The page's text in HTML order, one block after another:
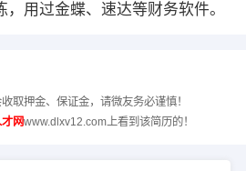
用过金蝶、速达等财务软件。
取押金、保证金，请微友务必谨慎！
网www.dlxv12.com上看到该简历的！